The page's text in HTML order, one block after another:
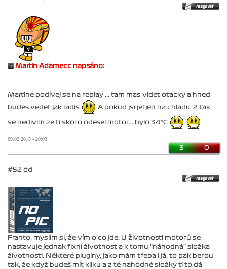
Martin Adamecc napsáno:
Martine podívej se na replay ... tam mas videt otacky a hned
budes vedet jak radis
A pokud jsi jel jen na chladic 2 tak
se nedivim ze ti skoro odesel motor... bylo 34°C
09.02.2015 - 20:03
3 0
#52 od
Franto, myslím si, že vím o co jde. U životnosti motorů se
nastavuje jednak fixní životnost a k tomu "náhodná" složka
životnosti. Některé pluginy, jako mám třeba i já, to pak berou
tak, že když budeš mít kliku a z té náhodné složky ti to dá